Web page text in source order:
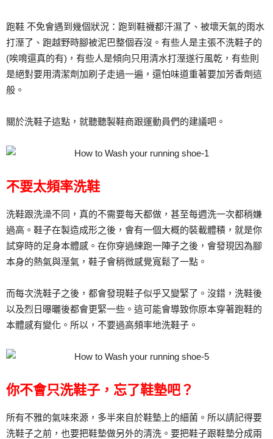
跑鞋 不免會遇到幾個狀況：跑到鞋襪都汗濕了、被壞天氣的雨水
打溼了、跑越野時腳被泥巴整個吞沒。有些人是主張不洗鞋子的
(唉唷還真的有)，有些人是傾向只用清水打溼遂行風乾，有些則
是絕對要用清潔劑加刷子走過一遍，還怕味道重著要加芳香劑這
般。
關於洗鞋子這點，就聽聽製鞋商跟運動員們的建議吧。
不要太頻率洗鞋
洗鞋跟洗澡不同，真的不需要每天都做，甚至每週洗一次都稍嫌
過高。鞋子在製造成形之後，會有一個大概的裝載體積，就是你
試穿時的足身本體感。在你穿過練跑一陣子之後，會發現因為腳
本身的熱氣與溼氣，鞋子會稍微感覺寬鬆了一點。
而每次洗鞋子之後，都會發現鞋子似乎又變緊了。沒錯，洗鞋後
以及烈日曝曬後都會更緊一些。這可能會導致你原本穿著跑鞋的
本體感有變化。所以，不要過高頻率地洗鞋子。
你不會只洗鞋子，忘了鞋墊吧？
所有不雅的氣味來源，多半來自於鞋墊上的細菌。所以請記得要
洗鞋子之前，也要把鞋墊做另外的清洗。要把鞋子跟鞋墊分成兩